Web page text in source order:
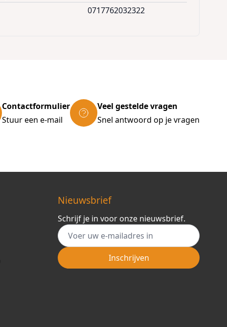
0717762032322
Contactformulier
Stuur een e-mail
Veel gestelde vragen
Snel antwoord op je vragen
Nieuwsbrief
Schrijf je in voor onze nieuwsbrief.
E-mail adres
Inschrijven